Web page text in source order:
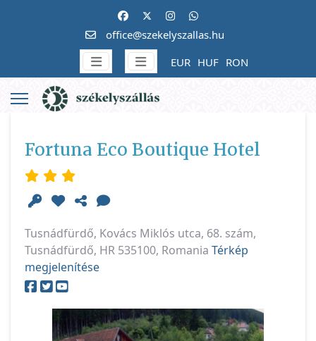
office@szekelyszallas.hu
EUR HUF RON
Fortuna Eco Boutique Hotel
Tusnádfürdő, Kovács Miklós utca, 68. szám,
Tusnádfürdő, HR 535100, Romania Térkép
megjelenítése